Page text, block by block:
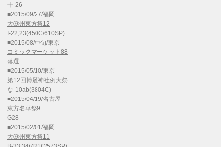
十-26
■2015/09/27/福岡
大⑨州東方祭12
I-22,23(450C/610SP)
■2015/08/中旬/東京
コミックマーケット88
落選
■2015/05/10/東京
第12回博麗神社例大祭
な-10ab(3804C)
■2015/04/19/名古屋
東方名華祭9
G28
■2015/02/01/福岡
大⑨州東方祭11